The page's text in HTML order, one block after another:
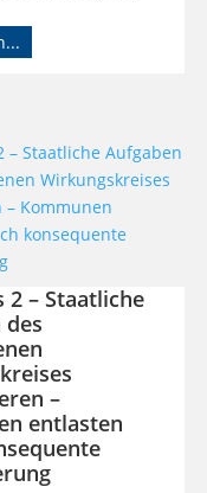
2 – Staatliche
des
–
entlasten